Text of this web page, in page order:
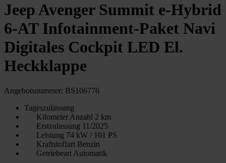
Jeep Avenger Summit e-Hybrid
6-AT Infotainment-Paket Navi
Digitales Cockpit LED El.
Heckklappe
Angebotsnummer: BS106776
Tageszulassung
Kilometer Anzahl 2 km
Erstzulassung 11/2025
Leistung 74 kW / 101 PS
Kraftstoffart Benzin
Getriebeart Automatik